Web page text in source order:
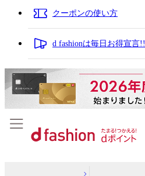
クーポンの使い方
d fashionは毎日お得宣言!!